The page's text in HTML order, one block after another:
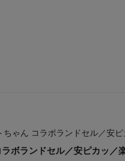
ボランドセル／安ピカッ／